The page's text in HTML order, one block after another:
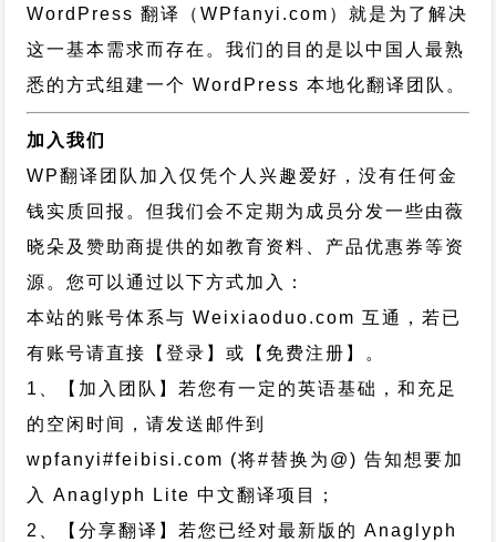
WordPress 翻译（WPfanyi.com） 就是为了解决
这一基本需求而存在。我们的目的是以中国人最熟
悉的方式组建一个 WordPress 本地化翻译团队。
加入我们
WP翻译团队加入仅凭个人兴趣爱好，没有任何金
钱实质回报。但我们会不定期为成员分发一些由薇
晓朵及赞助商提供的如教育资料、产品优惠券等资
源。您可以通过以下方式加入：
本站的账号体系与Weixiaoduo.com 互通，若已
有账号请直接【登录】或【免费注册】。
1、【加入团队】若您有一定的英语基础，和充足
的空闲时间，请发送邮件到
wpfanyi#feibisi.com (将#替换为@) 告知想要加
入 Anaglyph Lite 中文翻译项目；
2、【分享翻译】若您已经对最新版的 Anaglyph